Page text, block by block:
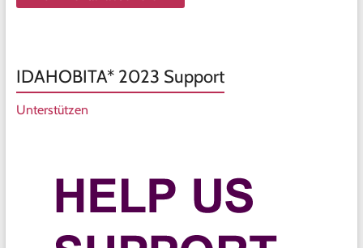
IDAHOBITA* 2023 Support
Unterstützen